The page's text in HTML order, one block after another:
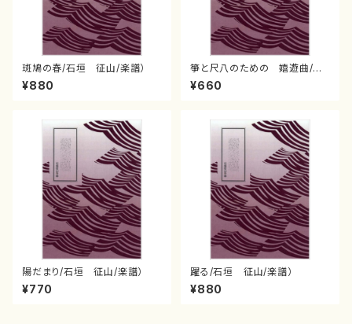
斑鳩の春/石垣 征山/楽譜）
¥880
箏と尺八のための 嬉遊曲/石
垣 征山/楽譜）
¥660
陽だまり/石垣 征山/楽譜）
¥770
躍る/石垣 征山/楽譜）
¥880